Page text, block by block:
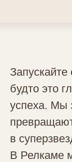
Запускайте
будто это
успеха. Мы
в
В Релкаме